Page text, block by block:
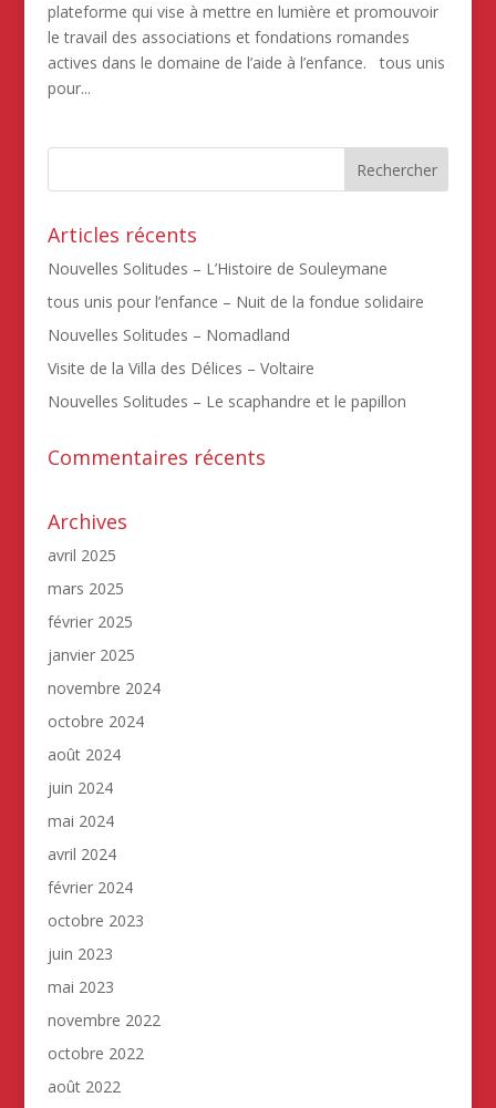
plateforme qui vise à mettre en lumière et promouvoir
le travail des associations et fondations romandes
actives dans le domaine de l’aide à l’enfance. tous unis
pour...
Articles récents
Nouvelles Solitudes – L’Histoire de Souleymane
tous unis pour l’enfance – Nuit de la fondue solidaire
Nouvelles Solitudes – Nomadland
Visite de la Villa des Délices – Voltaire
Nouvelles Solitudes – Le scaphandre et le papillon
Commentaires récents
Archives
avril 2025
mars 2025
février 2025
janvier 2025
novembre 2024
octobre 2024
août 2024
juin 2024
mai 2024
avril 2024
février 2024
octobre 2023
juin 2023
mai 2023
novembre 2022
octobre 2022
août 2022